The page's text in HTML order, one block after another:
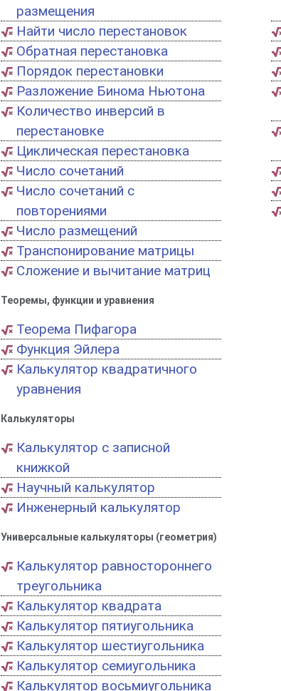
размещения
Найти число перестановок
Обратная перестановка
Порядок перестановки
Разложение Бинома Ньютона
Количество инверсий в
перестановке
Циклическая перестановка
Число сочетаний
Число сочетаний с
повторениями
Число размещений
Транспонирование матрицы
Сложение и вычитание матриц
Теоремы, функции и уравнения
Теорема Пифагора
Функция Эйлера
Калькулятор квадратичного
уравнения
Калькуляторы
Калькулятор с записной
книжкой
Научный калькулятор
Инженерный калькулятор
Универсальные калькуляторы (геометрия)
Калькулятор равностороннего
треугольника
Калькулятор квадрата
Калькулятор пятиугольника
Калькулятор шестиугольника
Калькулятор семиугольника
Калькулятор восьмиугольника